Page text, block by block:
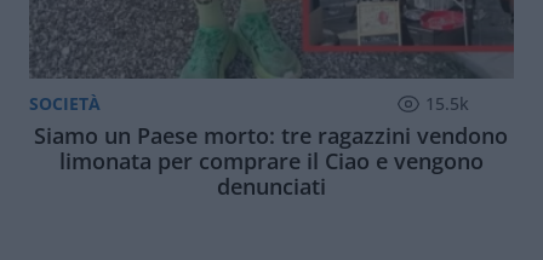
SOCIETÀ 15.5k
Siamo un Paese morto: tre ragazzini vendono
limonata per comprare il Ciao e vengono
denunciati